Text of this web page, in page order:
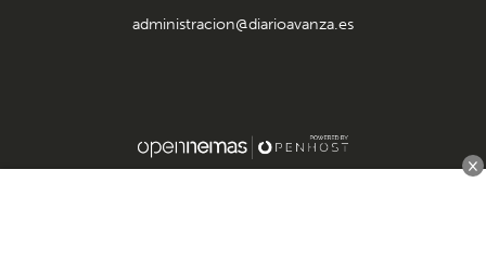
administracion@diarioavanza.es
×